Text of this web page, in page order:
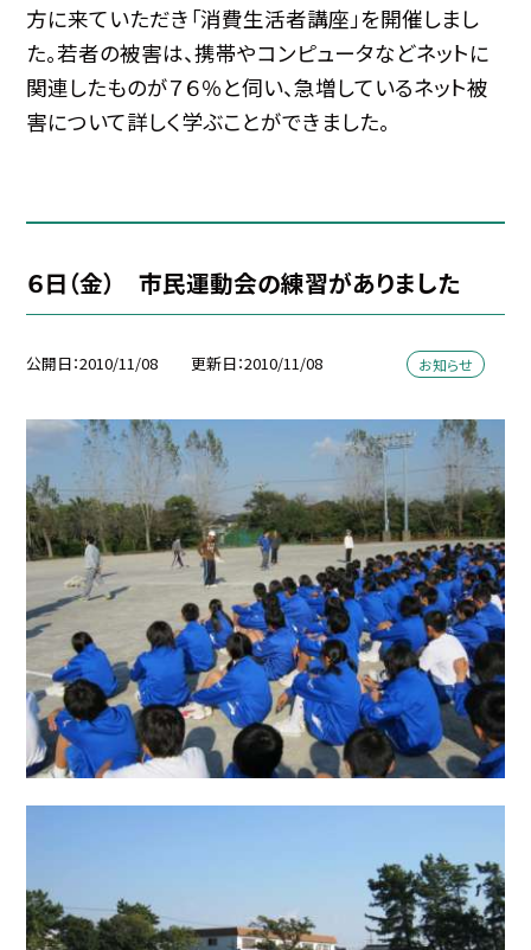
方に来ていただき「消費生活者講座」を開催しまし
た。若者の被害は、携帯やコンピュータなどネットに
関連したものが７６％と伺い、急増しているネット被
害について詳しく学ぶことができました。
６日（金） 市民運動会の練習がありました
公開日 2010/11/08 更新日 2010/11/08 お知らせ